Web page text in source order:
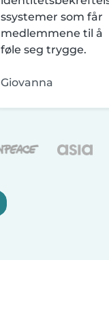
ssystemer som får
medlemmene til å
føle seg trygge.
Giovanna